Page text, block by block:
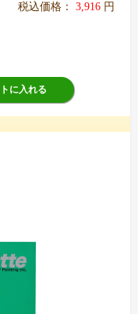
税込価格： 3,916 円
に入れる